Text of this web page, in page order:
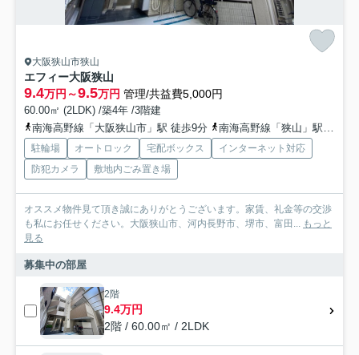
大阪狭山市狭山
エフィー大阪狭山
9.4万円～9.5万円 管理/共益費5,000円
60.00㎡ (2LDK) /築4年 /3階建
南海高野線「大阪狭山市」駅 徒歩9分
南海高野線「狭山」駅 徒歩15分
駐輪場 オートロック 宅配ボックス
インターネット対応
防犯カメラ
敷地内ごみ置き場
オススメ物件見て頂き誠にありがとうございます。家賃、礼金等の交渉
も私にお任せください。大阪狭山市、河内長野市、堺市、富田... もっと
見る
募集中の部屋
2階
9.4万円
2階 / 60.00㎡ / 2LDK